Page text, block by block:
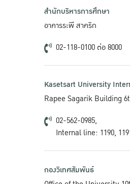
สำนักบริหารการศึกษา
อาคารระพี สาคริก
02-118-0100 ต่อ 8000
Kasetsart University
Rapee Sagarik Building
02-562-0985,
Internal line: 1190,
กองวิเทศสัมพันธ์